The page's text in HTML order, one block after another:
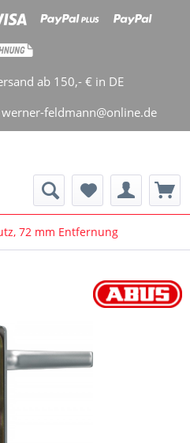
ab 150,- € in DE
werner-feldmann@online.de
72 mm Entfernung